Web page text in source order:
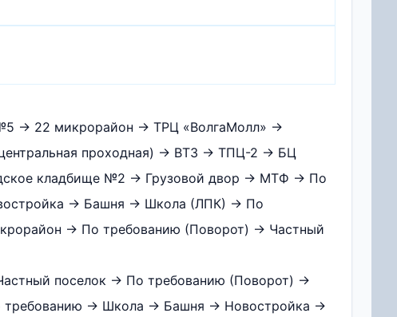
→ 22 микрорайон → ТРЦ «ВолгаМолл» →
проходная) → ВТЗ → ТПЦ-2 → БЦ
кладбище №2 → Грузовой двор → МТФ → По
→ Башня → Школа (ЛПК) → По
→ По требованию (Поворот) → Частный
поселок → По требованию (Поворот) →
→ Школа → Башня → Новостройка →